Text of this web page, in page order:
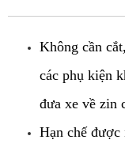
Không cần
các phụ kiện
đưa xe về zin
Hạn chế được